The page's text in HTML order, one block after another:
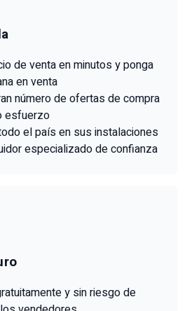
de venta en minutos y ponga
en venta
número de ofertas de compra
esfuerzo
el país en sus instalaciones
especializado de confianza
y sin riesgo de